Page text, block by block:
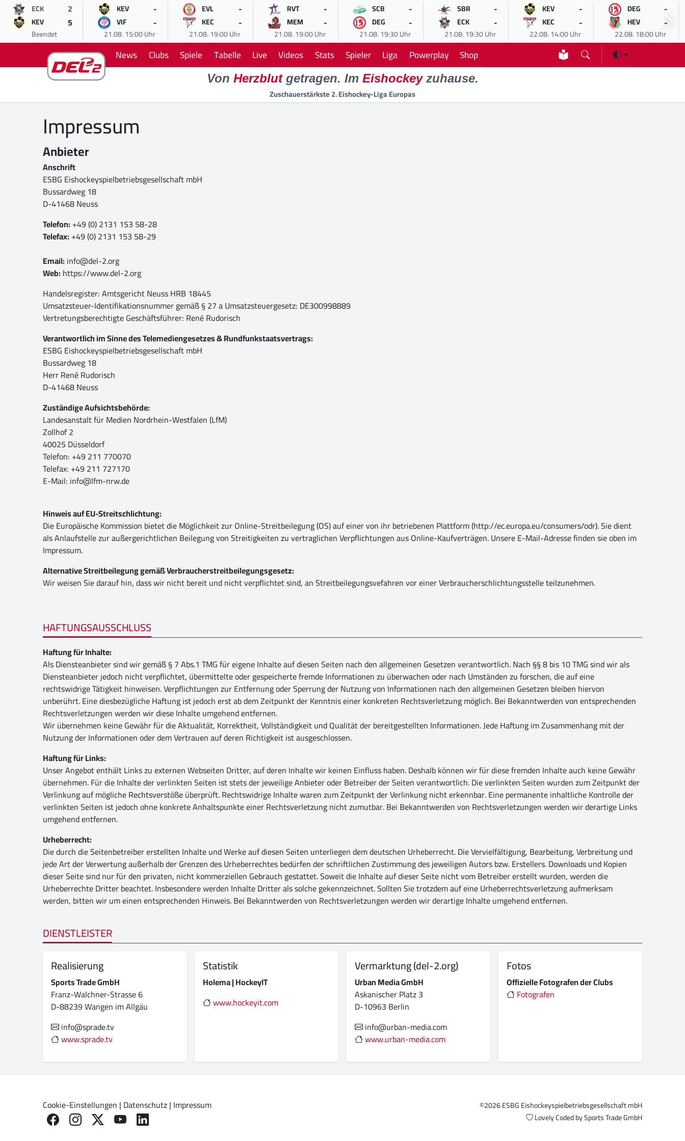
ECK 2
KEV 5
Beendet
KEV -
VIF -
21.08. 15:00 Uhr
EVL -
KEC -
21.08. 19:00 Uhr
RVT -
MEM -
21.08. 19:00 Uhr
SCB -
DEG -
21.08. 19:30 Uhr
SBR -
ECK -
21.08. 19:30 Uhr
KEV -
KEC -
22.08. 14:00 Uhr
DEG -
HEV -
22.08. 18:00 Uhr
News Clubs Spiele Tabelle Live Videos Stats Spieler Liga Powerplay Shop
Von Herzblutgetragen. Im Eishockeyzuhause.
Zuschauerstärkste 2. Eishockey-Liga Europas
Impressum
Anbieter
Anschrift
ESBG Eishockeyspielbetriebsgesellschaft mbH
Bussardweg 18
D-41468 Neuss
Telefon: +49 (0) 2131 153 58-28
Telefax: +49 (0) 2131 153 58-29
Email: info@del-2.org
Web: https://www.del-2.org
Handelsregister: Amtsgericht Neuss HRB 18445
Umsatzsteuer-Identifikationsnummer gemäß § 27 a Umsatzsteuergesetz: DE300998889
Vertretungsberechtigte Geschäftsführer: René Rudorisch
Verantwortlich im Sinne des Telemediengesetzes & Rundfunkstaatsvertrags:
ESBG Eishockeyspielbetriebsgesellschaft mbH
Bussardweg 18
Herr René Rudorisch
D-41468 Neuss
Zuständige Aufsichtsbehörde:
Landesanstalt für Medien Nordrhein-Westfalen (LfM)
Zollhof 2
40025 Düsseldorf
Telefon: +49 211 770070
Telefax: +49 211 727170
E-Mail: info@lfm-nrw.de
Hinweis auf EU-Streitschlichtung:
Die Europäische Kommission bietet die Möglichkeit zur Online-Streitbeilegung (OS) auf einer von ihr betriebenen Plattform (http://ec.europa.eu/consumers/odr). Sie dient
als Anlaufstelle zur außergerichtlichen Beilegung von Streitigkeiten zu vertraglichen Verpflichtungen aus Online-Kaufverträgen. Unsere E-Mail-Adresse finden sie oben im
Impressum.
Alternative Streitbeilegung gemäß Verbraucherstreitbeilegungsgesetz:
Wir weisen Sie darauf hin, dass wir nicht bereit und nicht verpflichtet sind, an Streitbeilegungsvefahren vor einer Verbraucherschlichtungsstelle teilzunehmen.
HAFTUNGSAUSSCHLUSS
Haftung für Inhalte:
Als Diensteanbieter sind wir gemäß § 7 Abs.1 TMG für eigene Inhalte auf diesen Seiten nach den allgemeinen Gesetzen verantwortlich. Nach §§ 8 bis 10 TMG sind wir als
Diensteanbieter jedoch nicht verpflichtet, übermittelte oder gespeicherte fremde Informationen zu überwachen oder nach Umständen zu forschen, die auf eine
rechtswidrige Tätigkeit hinweisen. Verpflichtungen zur Entfernung oder Sperrung der Nutzung von Informationen nach den allgemeinen Gesetzen bleiben hiervon
unberührt. Eine diesbezügliche Haftung ist jedoch erst ab dem Zeitpunkt der Kenntnis einer konkreten Rechtsverletzung möglich. Bei Bekanntwerden von entsprechenden
Rechtsverletzungen werden wir diese Inhalte umgehend entfernen.
Wir übernehmen keine Gewähr für die Aktualität, Korrektheit, Vollständigkeit und Qualität der bereitgestellten Informationen. Jede Haftung im Zusammenhang mit der
Nutzung der Informationen oder dem Vertrauen auf deren Richtigkeit ist ausgeschlossen.
Haftung für Links:
Unser Angebot enthält Links zu externen Webseiten Dritter, auf deren Inhalte wir keinen Einfluss haben. Deshalb können wir für diese fremden Inhalte auch keine Gewähr
übernehmen. Für die Inhalte der verlinkten Seiten ist stets der jeweilige Anbieter oder Betreiber der Seiten verantwortlich. Die verlinkten Seiten wurden zum Zeitpunkt der
Verlinkung auf mögliche Rechtsverstöße überprüft. Rechtswidrige Inhalte waren zum Zeitpunkt der Verlinkung nicht erkennbar. Eine permanente inhaltliche Kontrolle der
verlinkten Seiten ist jedoch ohne konkrete Anhaltspunkte einer Rechtsverletzung nicht zumutbar. Bei Bekanntwerden von Rechtsverletzungen werden wir derartige Links
umgehend entfernen.
Urheberrecht:
Die durch die Seitenbetreiber erstellten Inhalte und Werke auf diesen Seiten unterliegen dem deutschen Urheberrecht. Die Vervielfältigung, Bearbeitung, Verbreitung und
jede Art der Verwertung außerhalb der Grenzen des Urheberrechtes bedürfen der schriftlichen Zustimmung des jeweiligen Autors bzw. Erstellers. Downloads und Kopien
dieser Seite sind nur für den privaten, nicht kommerziellen Gebrauch gestattet. Soweit die Inhalte auf dieser Seite nicht vom Betreiber erstellt wurden, werden die
Urheberrechte Dritter beachtet. Insbesondere werden Inhalte Dritter als solche gekennzeichnet. Sollten Sie trotzdem auf eine Urheberrechtsverletzung aufmerksam
werden, bitten wir um einen entsprechenden Hinweis. Bei Bekanntwerden von Rechtsverletzungen werden wir derartige Inhalte umgehend entfernen.
DIENSTLEISTER
Realisierung
Sports Trade GmbH
Franz-Walchner-Strasse 6
D-88239 Wangen im Allgäu
info@sprade.tv
www.sprade.tv
Statistik
Holema | HockeyIT
www.hockeyit.com
Vermarktung (del-2.org)
Urban Media GmbH
Askanischer Platz 3
D-10963 Berlin
info@urban-media.com
www.urban-media.com
Fotos
Offizielle Fotografen der Clubs
Fotografen
Cookie-Einstellungen | Datenschutz| Impressum
©2026 ESBG Eishockeyspielbetriebsgesellschaft mbH
Lovely Coded bySports Trade GmbH